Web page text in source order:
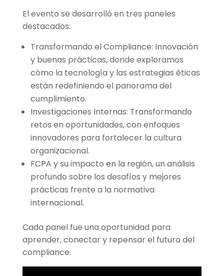
El evento se desarrolló en tres paneles
destacados:
Transformando el Compliance: Innovación
y buenas prácticas, donde exploramos
cómo la tecnología y las estrategias éticas
están redefiniendo el panorama del
cumplimiento.
Investigaciones Internas: Transformando
retos en oportunidades, con enfoques
innovadores para fortalecer la cultura
organizacional.
FCPA y su impacto en la región, un análisis
profundo sobre los desafíos y mejores
prácticas frente a la normativa
internacional.
Cada panel fue una oportunidad para
aprender, conectar y repensar el futuro del
compliance.